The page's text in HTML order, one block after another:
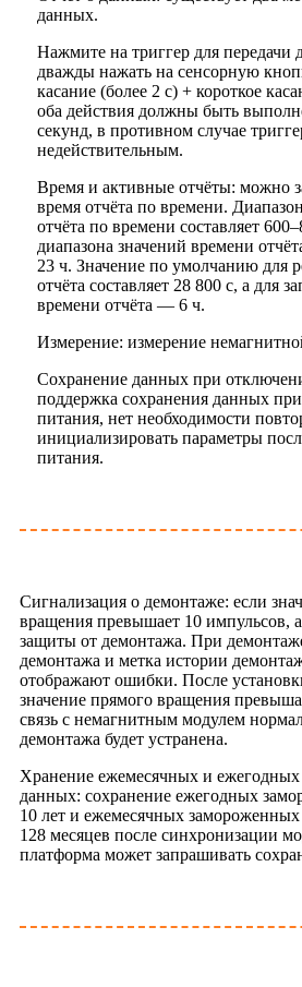
данных.
Нажмите на триггер для передачи
дважды нажать на сенсорную
касание (более 2 с) + короткое
оба действия должны быть
секунд, в противном случае
недействительным.
Время и активные отчёты: можно
время отчёта по времени.
отчёта по времени составляет
диапазона значений времени
23 ч. Значение по умолчанию для
отчёта составляет 28 800 с, а для
времени отчёта — 6 ч.
Измерение: измерение
Сохранение данных при
поддержка сохранения данных
питания, нет необходимости
инициализировать параметры
питания.
Сигнализация о демонтаже: если
вращения превышает 10 импульсов,
защиты от демонтажа. При
демонтажа и метка истории
отображают ошибки. После
значение прямого вращения
связь с немагнитным модулем
демонтажа будет устранена.
Хранение ежемесячных и
данных: сохранение ежегодных
10 лет и ежемесячных
128 месяцев после синхронизации
платформа может запрашивать